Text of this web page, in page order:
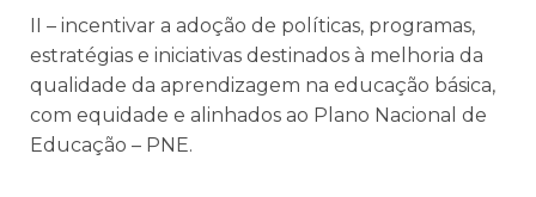
II – incentivar a adoção de políticas, programas,
estratégias e iniciativas destinados à melhoria da
qualidade da aprendizagem na educação básica,
com equidade e alinhados ao Plano Nacional de
Educação – PNE.